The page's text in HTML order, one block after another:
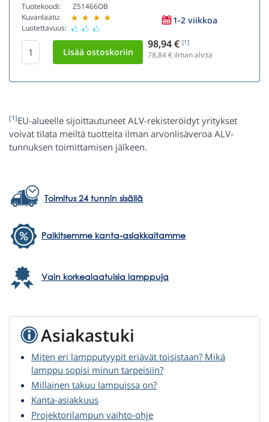
Tuotekoodi:
Kuvanlaatu:
Luotettavuus:
Z51466OB
1-2 viikkoa
98,94 € [1]
78,84€ ilman alv:tä
[1]EU-alueelle sijoittautuneet ALV-rekisteröidyt yritykset
voivat tilata meiltä tuotteita ilman arvonlisäveroa ALV-
tunnuksen toimittamisen jälkeen.
Toimitus 24 tunnin sisällä
Palkitsemme kanta-asiakkaitamme
Vain korkealaatuisia lamppuja
Asiakastuki
Miten eri lampputyypit eriävät toisistaan? Mikä
lamppu sopisi minun tarpeisiin?
Millainen takuu lampuissa on?
Kanta-asiakkuus
Projektorilampun vaihto-ohje